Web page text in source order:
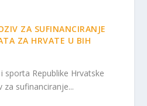
ZA SUFINANCIRANJE
ZA HRVATE U BIH
sporta Republike Hrvatske
za sufinanciranje...